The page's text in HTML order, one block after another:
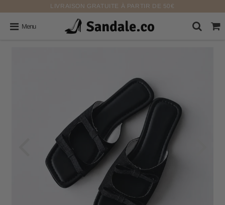
LIVRAISON GRATUITE À PARTIR DE 50€
Menu